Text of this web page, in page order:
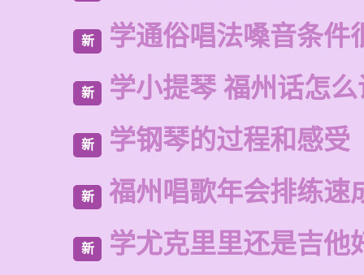
新 学通俗唱法嗓音条件
新 学小提琴 福州话怎
新 学钢琴的过程和感受
新 福州唱歌年会排练速
新 学尤克里里还是吉他